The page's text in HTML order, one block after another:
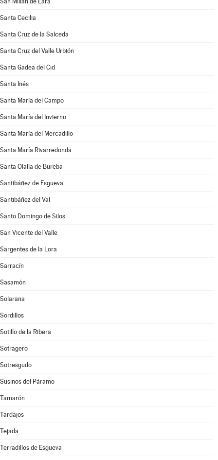
Santa Cecilia
Santa Cruz de la Salceda
Santa Cruz del Valle Urbión
Santa Gadea del Cid
Santa Inés
Santa María del Campo
Santa María del Invierno
Santa María del Mercadillo
Santa María Rivarredonda
Santa Olalla de Bureba
Santibáñez de Esgueva
Santibáñez del Val
Santo Domingo de Silos
San Vicente del Valle
Sargentes de la Lora
Sarracín
Sasamón
Solarana
Sordillos
Sotillo de la Ribera
Sotragero
Sotresgudo
Susinos del Páramo
Tamarón
Tardajos
Tejada
Terradillos de Esgueva